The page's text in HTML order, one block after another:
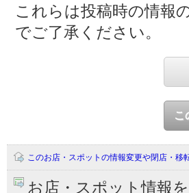
これらは投稿時の情報
でご了承ください。
こ
このお店・スポットの情報変更や閉店・移
お店・スポット情報